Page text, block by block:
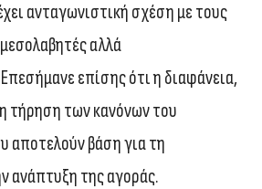
ανταγωνιστική σχέση με τους
αλλά
επίσης ότι η διαφάνεια,
τήρηση των κανόνων του
αποτελούν βάση για τη
ανάπτυξη της αγοράς.